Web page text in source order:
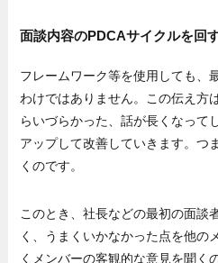
面談内容のPDCAサイクルを回
フレームワーク等を使用しても、
わけではありません。この伝え方
らいづらかった、話が長くなって
アップして改善していきます。つ
くのです。
このとき、社長などの最初の面談
く、うまくいかなかった点を他の
くメンバーの客観的な意見を聞く